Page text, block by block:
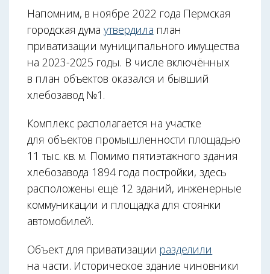
Напомним, в ноябре 2022 года Пермская
городская думаутвердила план
приватизации муниципального имущества
на 2023-2025 годы. В числе включённых
в план объектов оказался и бывший
хлебозавод №1.
Комплекс располагается на участке
для объектов промышленности площадью
11 тыс. кв. м. Помимо пятиэтажного здания
хлебозавода 1894 года постройки, здесь
расположены ещё 12 зданий, инженерные
коммуникации и площадка для стоянки
автомобилей.
Объект для приватизации разделили
на части. Историческое здание чиновники